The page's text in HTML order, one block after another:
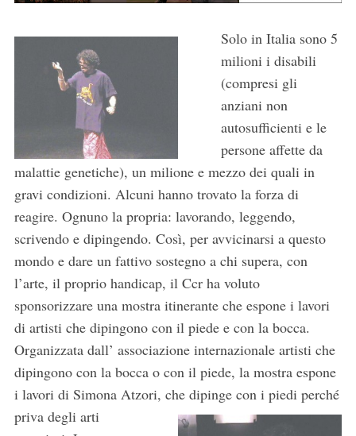
Solo in Italia sono 5
milioni i disabili
(compresi gli
anziani non
autosufficienti e le
persone affette da
malattie genetiche), un milione e mezzo dei quali in
gravi condizioni. Alcuni hanno trovato la forza di
reagire. Ognuno la propria: lavorando, leggendo,
scrivendo e dipingendo. Così, per avvicinarsi a questo
mondo e dare un fattivo sostegno a chi supera, con
l’arte, il proprio handicap, il Ccr ha voluto
sponsorizzare una mostra itinerante che espone i lavori
di artisti che dipingono con il piede e con la bocca.
Organizzata dall’ associazione internazionale artisti che
dipingono con la bocca o con il piede, la mostra espone
i lavori di Simona Atzori, che dipinge con i piedi perché
priva degli arti